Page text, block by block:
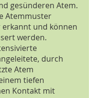
gesünderen Atem.
Atemmuster
und können
werden.
durch
Atem
tiefen
Kontakt mit